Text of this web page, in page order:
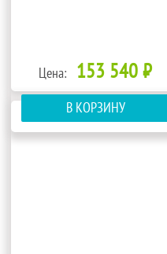
Цена: 153 540 ₽
В КОРЗИНУ